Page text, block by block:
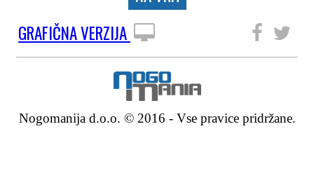
GRAFIČNA VERZIJA
Nogomanija d.o.o. © 2016 - Vse pravice pridržane.